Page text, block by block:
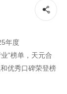
年度
”榜单，天元合
优秀口碑荣登榜